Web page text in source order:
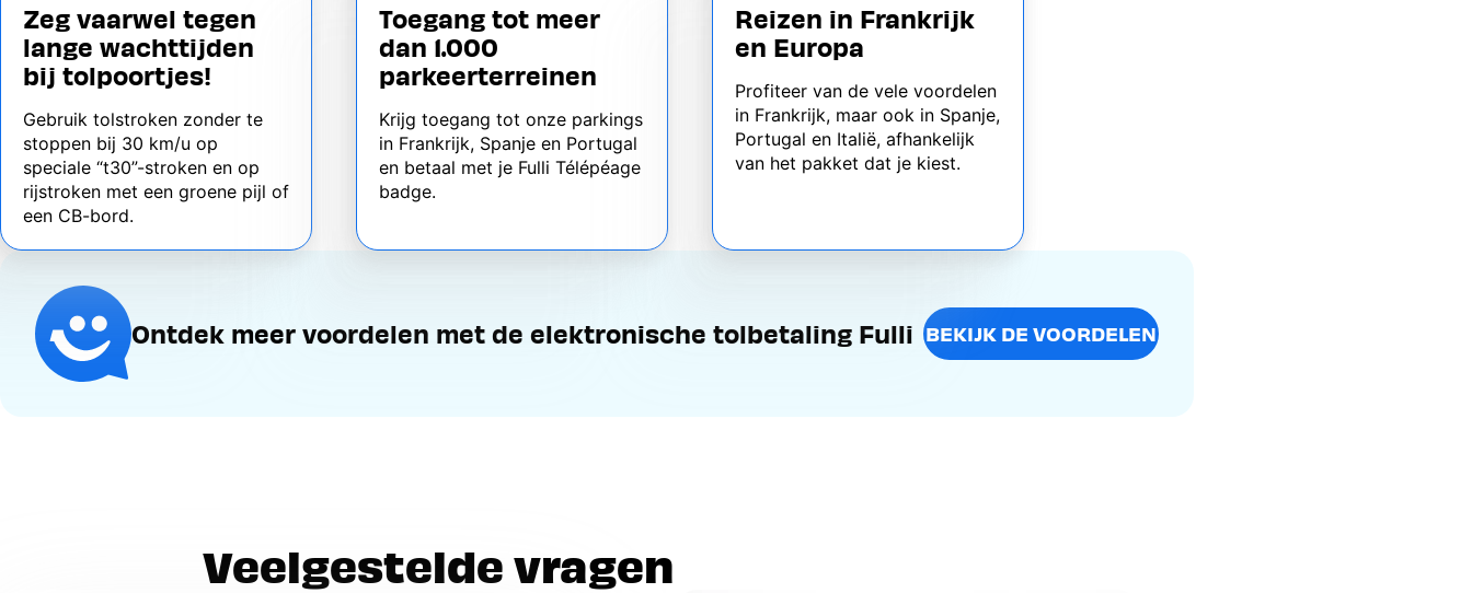
Zeg vaarwel tegen
lange wachttijden
bij tolpoortjes!
Gebruik tolstroken zonder te
stoppen bij 30 km/u op
speciale “t30”-stroken en op
rijstroken met een groene pijl of
een CB-bord.
Toegang tot meer
dan 1.000
parkeerterreinen
Krijg toegang tot onze parkings
in Frankrijk, Spanje en Portugal
en betaal met je Fulli Télépéage
badge.
Reizen in Frankrijk
en Europa
Profiteer van de vele voordelen
in Frankrijk, maar ook in Spanje,
Portugal en Italië, afhankelijk
van het pakket dat je kiest.
Ontdek meer voordelen met de elektronische tolbetaling Fulli BEKIJK DE VOORDELEN
Veelgestelde vragen